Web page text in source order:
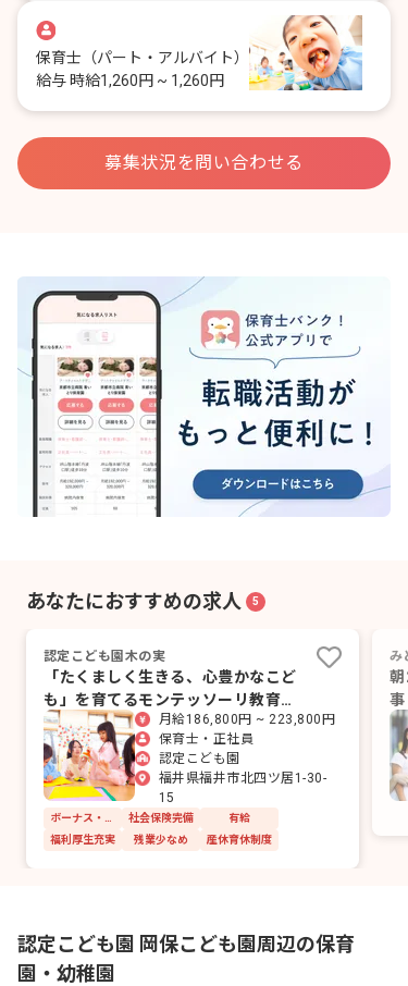
保育士 （パート・アルバイト）
給与 時給1,260円 ~ 1,260円
募集状況を問い合わせる
あなたにおすすめの求人 5
認定こども園木の実
「たくましく生きる、心豊かなこど
も」を育てるモンテッソーリ教育の
認定こども園です。月給186,800円 ~ 223,800円
保育士・正社員
認定こども園
福井県福井市北四ツ居1-30-
15
社会保険完備
有給
福利厚生充実
残業少なめ 産休育休制度
み
認定こども園 岡保こども園周辺の保育
園・幼稚園